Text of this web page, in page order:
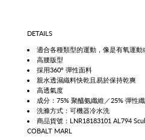
DETAILS
適合各種類型的運動，像是有氧運動
高腰版型
採用360° 彈性面料
親水透濕織料快乾且易於保持乾爽
高透氣度
成分：75% 聚醯氨纖維／25% 彈性
洗滌方式：可機器冷水洗
商品貨號：LNR18183101 AL794
COBALT MARL